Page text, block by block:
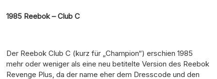
1985 Reebok – Club C
Der Reebok Club C (kurz für „Champion“) erschien 1985
mehr oder weniger als eine neu betitelte Version des Reebok
Revenge Plus, da der name eher dem Dresscode und den